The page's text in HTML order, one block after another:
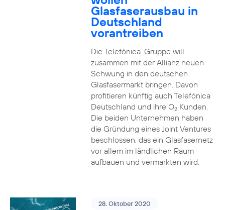
Glasfaserausbau in
Deutschland
vorantreiben
Die Telefónica-Gruppe will
zusammen mit der Allianz neuen
Schwung in den deutschen
Glasfasermarkt bringen. Davon
profitieren künftig auch Telefónica
Deutschland und ihre O2Kunden.
Die beiden Unternehmen haben
die Gründung eines Joint Ventures
beschlossen, das ein Glasfasernetz
vor allem im ländlichen Raum
aufbauen und vermarkten wird.
28. Oktober 2020